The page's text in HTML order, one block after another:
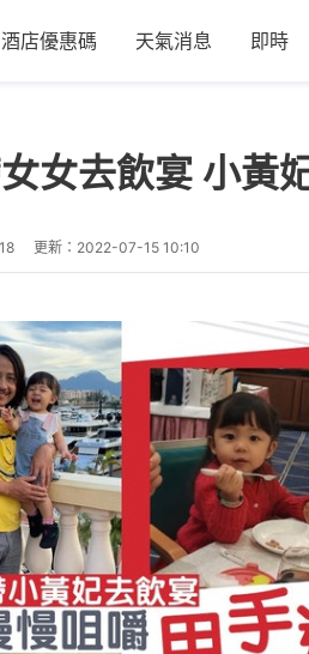
酒店優惠碼 天氣消息 即時
女去飲宴 小黃
更新： 2022-07-15 10:10